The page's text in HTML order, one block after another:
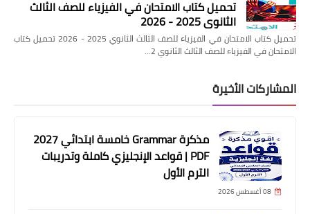
تحميل كتاب الامتحان في الفيزياء للصف الثالث
الثانوي 2025 - 2026
تحميل كتاب الامتحان في الفيزياء للصف الثالث الثانوي 2025 - 2026 تحميل كتاب
الامتحان في الفيزياء للصف الثالث الثانوي 2…
المشاركات الأخيرة
مذكرة Grammar خامسة ابتدائي 2027
PDF | قواعد الإنجليزي كاملة وتدريبات
الترم الأول
08 أغسطس 2026